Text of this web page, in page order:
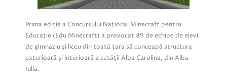
Prima ediție a Concursului Național Minecraft pentru
Educație (Edu Minecraft) a provocat 89 de echipe de elevi
de gimnaziu și liceu din toată țara să conceapă structura
exterioară și interioară a cetății Alba Carolina, din Alba
Iulia.